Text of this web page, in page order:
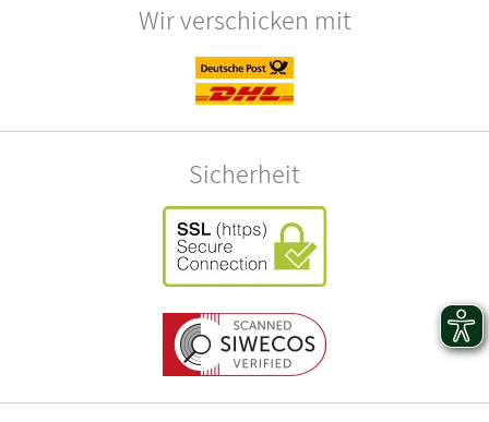
Wir verschicken mit
Sicherheit